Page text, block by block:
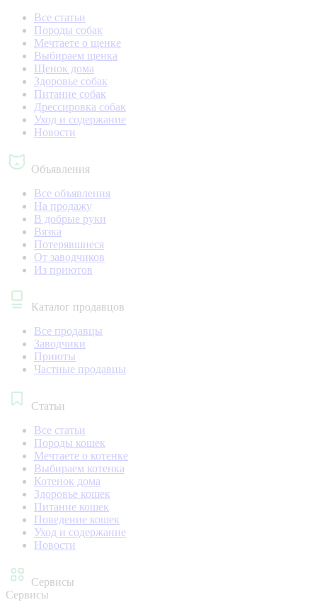
Все статьи
Породы собак
Мечтаете о щенке
Выбираем щенка
Щенок дома
Здоровье собак
Питание собак
Дрессировка собак
Уход и содержание
Новости
Объявления
Все объявления
На продажу
В добрые руки
Вязка
Потерявшиеся
От заводчиков
Из приютов
Каталог продавцов
Все продавцы
Заводчики
Приюты
Частные продавцы
Статьи
Все статьи
Породы кошек
Мечтаете о котенке
Выбираем котенка
Котенок дома
Здоровье кошек
Питание кошек
Поведение кошек
Уход и содержание
Новости
Сервисы
Сервисы